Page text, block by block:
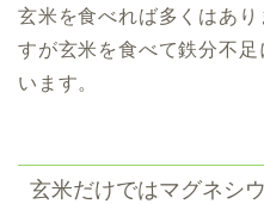
玄米を食べれば多くはあ
すが玄米を食べて鉄分不
います。
玄米だけではマグネシ